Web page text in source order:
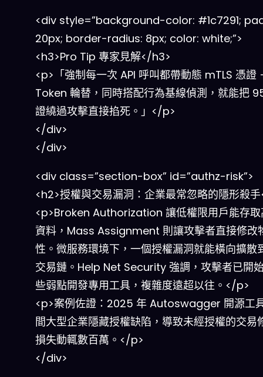
<div style=”background-color: #1c7291;
20px; border-radius: 8px; color: white;”>
<h3>Pro Tip 專家見解</h3>
<p>「強制每一次 API 呼叫都帶動態 mTLS 憑證
Token 輪替，同時搭配行為基線偵測，就能把
證繞過攻擊直接掐死。」</p>
</div>
</div>
<div class=”section-box” id=”authz-risk”>
<h2>授權與交易漏洞：企業最常忽略的隱形殺
<p>Broken Authorization 讓低權限用戶能存取
資料，Mass Assignment 則讓攻擊者直接修改
性。微服務環境下，一個授權漏洞就能橫向擴散
交易鏈。Help Net Security 強調，攻擊者已開
些弱點開發專用工具，複雜度遠超以往。</p>
<p>案例佐證：2025 年 Autoswagger 開源工
間大型企業隱藏授權缺陷，導致未經授權的交易
損失動輒數百萬。</p>
</div>